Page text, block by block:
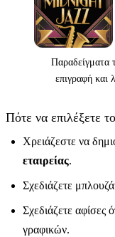
Παραδείγματα
επιγραφή και
Πότε να επιλέξετε
Χρειάζεστε να
εταιρείας.
Σχεδιάζετε
Σχεδιάζετε αφίσες
γραφικών.